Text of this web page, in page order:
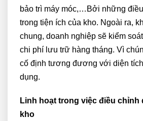
bảo trì máy móc,…Bởi những
trong tiện ích của kho. Ngoài ra,
chung, doanh nghiệp sẽ kiểm
chi phí lưu trữ hàng tháng. Vì
cố định tương đương với diện
dụng.
Linh hoạt trong việc điều chỉnh
kho